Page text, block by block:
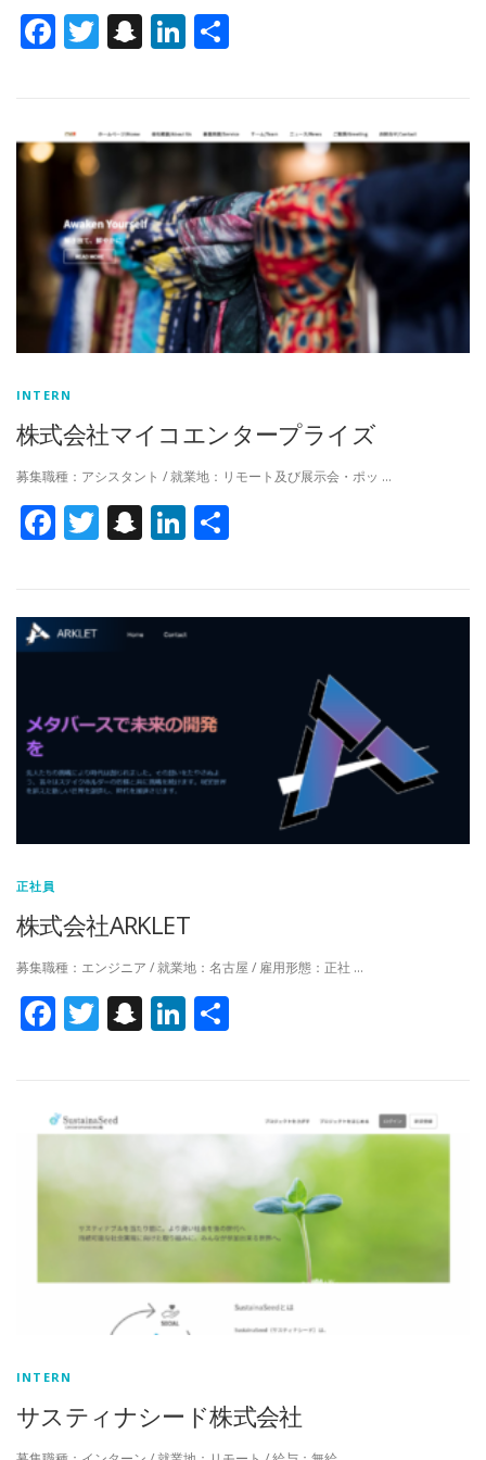
Facebook
Twitter
Snapchat
LinkedIn
INTERN
株式会社マイコエンタープライズ
募集職種：アシスタント / 就業地：リモート及び展示会・ポッ …
Facebook
Twitter
Snapchat
LinkedIn
正社員
株式会社ARKLET
募集職種：エンジニア / 就業地：名古屋 / 雇用形態：正社 …
Facebook
Twitter
Snapchat
LinkedIn
INTERN
サスティナシード株式会社